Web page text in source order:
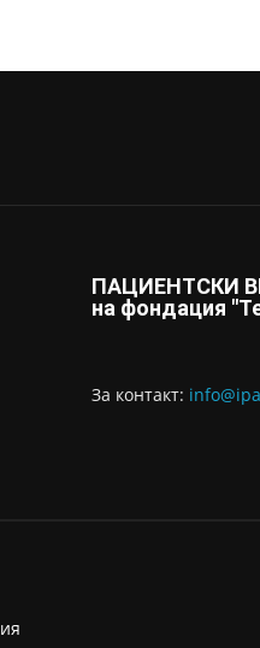
ПАЦИЕНТСКИ
на фондация
За контaкт: